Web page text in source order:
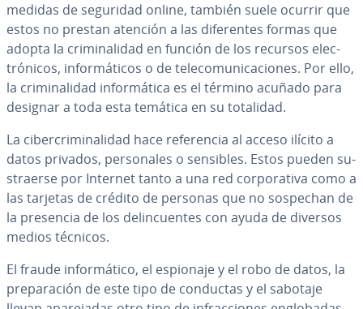
medidas de seguridad online, también suele ocurrir que
estos no prestan atención a las di­fe­re­n­tes formas que
adopta la cri­mi­na­li­dad en función de los recursos ele­c­
tró­ni­cos, in­fo­r­má­ti­cos o de te­le­co­mu­ni­ca­cio­nes. Por ello,
la cri­mi­na­li­dad in­fo­r­má­ti­ca es el término acuñado para
designar a toda esta temática en su totalidad.
La ci­be­r­cri­mi­na­li­dad hace re­fe­re­n­cia al acceso ilícito a
datos privados, pe­r­so­na­les o sensibles. Estos pueden su­
s­trae­r­se por Internet tanto a una red co­r­po­ra­ti­va como a
las tarjetas de crédito de personas que no sospechan de
la presencia de los de­li­n­cue­n­tes con ayuda de diversos
medios técnicos.
El fraude in­fo­r­má­ti­co, el espionaje y el robo de datos, la
pre­pa­ra­ción de este tipo de conductas y el sabotaje